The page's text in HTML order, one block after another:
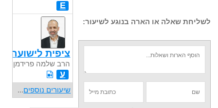
לשליחת שאלה או הארה בנוגע לשיעור:
E
ציפית לישועה
הרב שלמה פרידמן
ע
שיעורים נוספים...